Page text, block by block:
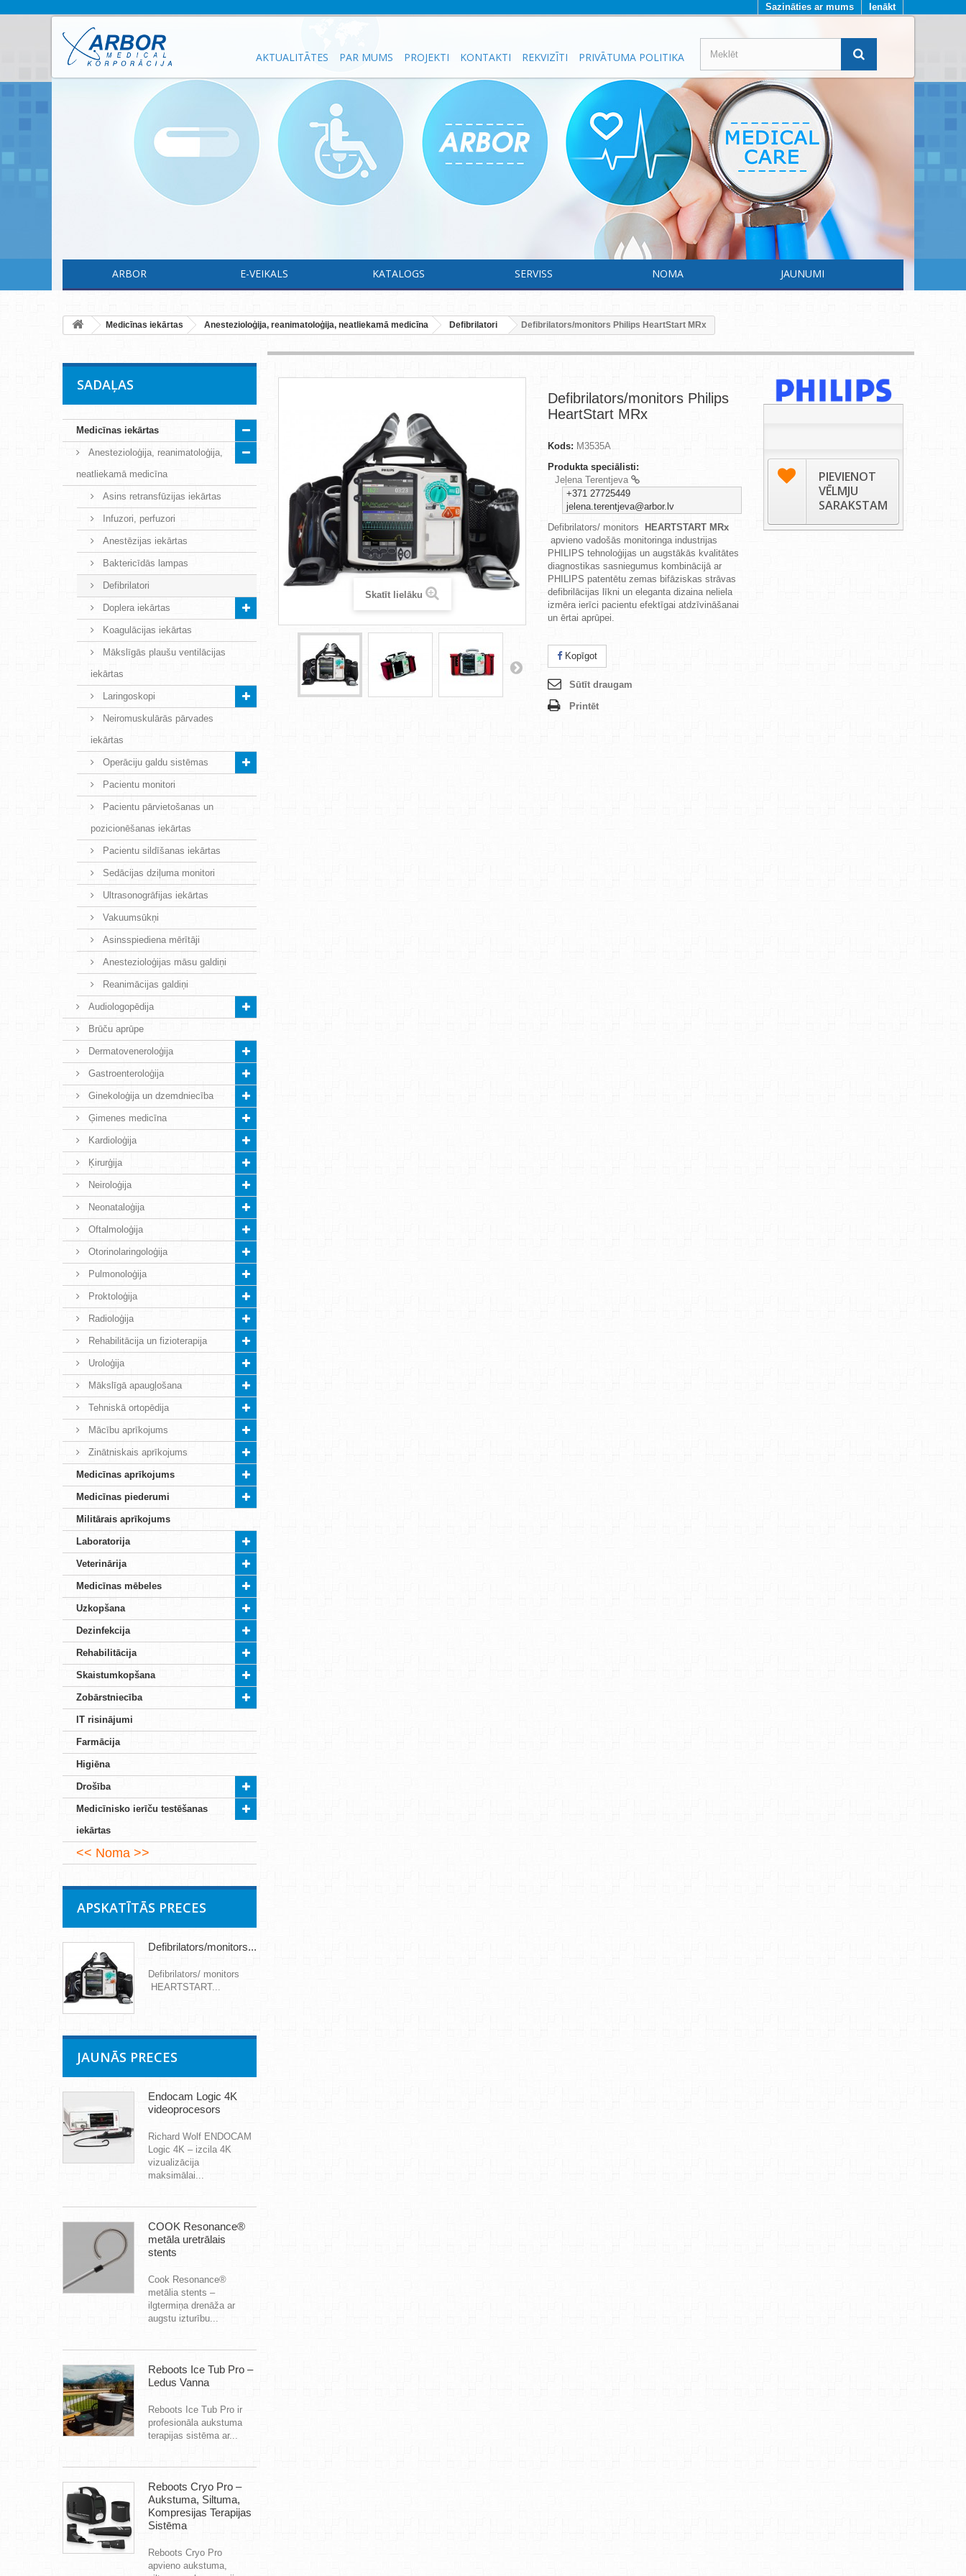
Ienākt
Sazināties ar mums
AKTUALITĀTES PAR MUMS PROJEKTI KONTAKTI REKVIZĪTI PRIVĀTUMA POLITIKA
ARBOR E-VEIKALS KATALOGS SERVISS NOMA JAUNUMI
Medicīnas iekārtas Anestezioloģija, reanimatoloģija, neatliekamā medicīna Defibrilatori Defibrilators/monitors Philips HeartStart MRx
SADAĻAS
Medicīnas iekārtas
Anestezioloģija, reanimatoloģija,
neatliekamā medicīna
Asins retransfūzijas iekārtas
Infuzori, perfuzori
Anestēzijas iekārtas
Baktericīdās lampas
Defibrilatori
Doplera iekārtas
Koagulācijas iekārtas
Mākslīgās plaušu ventilācijas
iekārtas
Laringoskopi
Neiromuskulārās pārvades
iekārtas
Operāciju galdu sistēmas
Pacientu monitori
Pacientu pārvietošanas un
pozicionēšanas iekārtas
Pacientu sildīšanas iekārtas
Sedācijas dziļuma monitori
Ultrasonogrāfijas iekārtas
Vakuumsūkņi
Asinsspiediena mērītāji
Anestezioloģijas māsu galdiņi
Reanimācijas galdiņi
Audiologopēdija
Brūču aprūpe
Dermatoveneroloģija
Gastroenteroloģija
Ginekoloģija un dzemdniecība
Ģimenes medicīna
Kardioloģija
Ķirurģija
Neiroloģija
Neonataloģija
Oftalmoloģija
Otorinolaringoloģija
Pulmonoloģija
Proktoloģija
Radioloģija
Rehabilitācija un fizioterapija
Uroloģija
Mākslīgā apaugļošana
Tehniskā ortopēdija
Mācību aprīkojums
Zinātniskais aprīkojums
Medicīnas aprīkojums
Medicīnas piederumi
Militārais aprīkojums
Laboratorija
Veterinārija
Medicīnas mēbeles
Uzkopšana
Dezinfekcija
Rehabilitācija
Skaistumkopšana
Zobārstniecība
IT risinājumi
Farmācija
Higiēna
Drošība
Medicīnisko ierīču testēšanas
iekārtas
Noma
APSKATĪTĀS PRECES
Defibrilators/monitors...
Defibrilators/ monitors
HEARTSTART...
JAUNĀS PRECES
Endocam Logic 4K
videoprocesors
Richard Wolf ENDOCAM
Logic 4K – izcila 4K
vizualizācija
maksimālai...
COOK Resonance®
metāla uretrālais
stents
Cook Resonance®
metālia stents –
ilgtermiņa drenāža ar
augstu izturību...
Reboots Ice Tub Pro –
Ledus Vanna
Reboots Ice Tub Pro ir
profesionāla aukstuma
terapijas sistēma ar...
Reboots Cryo Pro –
Aukstuma, Siltuma,
Kompresijas Terapijas
Sistēma
Reboots Cryo Pro
apvieno aukstuma,
Skatīt lielāku
Defibrilators/monitors Philips
HeartStart MRx
Kods: M3535A
Produkta speciālisti:
Jeļena Terentjeva
+371 27725449
jelena.terentjeva@arbor.lv
Defibrilators/ monitors
HEARTSTART MRx
apvieno vadošās monitoringa industrijas
PHILIPS tehnoloģijas un augstākās kvalitātes
diagnostikas sasniegumus kombinācijā ar
PHILIPS patentētu zemas bifāziskas strāvas
defibrilācijas līkni un eleganta dizaina neliela
izmēra ierīci pacientu efektīgai atdzīvināšanai
un ērtai aprūpei.
Kopīgot
Sūtīt draugam
Printēt
PIEVIENOT
VĒLMJU
SARAKSTAM